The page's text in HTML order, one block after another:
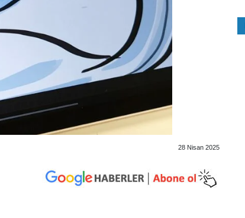
28 Nisan 2025